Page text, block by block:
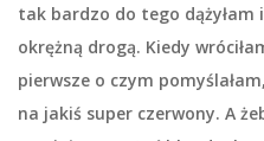
tak bardzo do tego dążyłam
okrężną drogą. Kiedy
pierwsze o czym
na jakiś super czerwony. A